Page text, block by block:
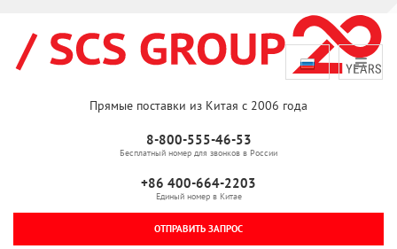
Прямые поставки из Китая с 2006 года
8-800-555-46-53
Бесплатный номер для звонков в России
+86 400-664-2203
Единый номер в Китае
ОТПРАВИТЬ ЗАПРОС